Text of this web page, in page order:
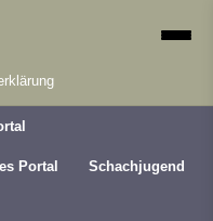
Portal Schachjugend